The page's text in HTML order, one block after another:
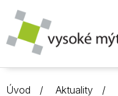
Úvod Aktuality